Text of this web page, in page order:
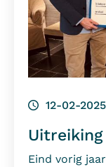
12-02-2025
Uitreiking
Eind vorig